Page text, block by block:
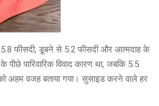
फीसदी, डूबने से 5.2 फीसदी और आत्मदाह के
पारिवारिक विवाद कारण था, जबकि 5.5
अहम वजह बताया गया। सुसाइड करने वाले हर